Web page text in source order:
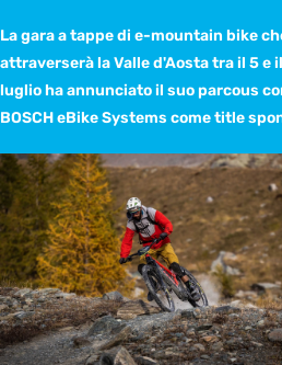
La gara a tappe di e-mountain bike
attraverserà la Valle d'Aosta tra il 5 e
luglio ha annunciato il suo parcous
BOSCH eBike Systems come title